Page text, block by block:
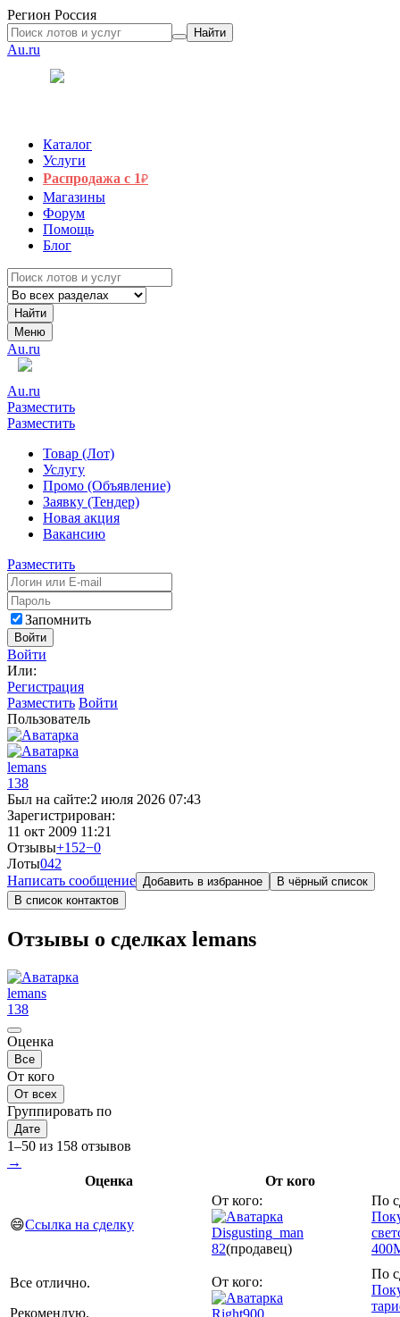
Регион Россия
Найти
Au.ru
Каталог
Услуги
Распродажа с 1₽
Магазины
Форум
Помощь
Блог
Найти
Меню
Au.ru
Au.ru
Разместить
Разместить
Товар (Лот)
Услугу
Промо (Объявление)
Заявку (Тендер)
Новая акция
Вакансию
Разместить
Запомнить
Войти
Войти
Или:
Регистрация
Разместить Войти
Пользователь
lemans
138
Был на сайте:2 июля 2026 07:43
Зарегистрирован:
11 окт 2009 11:21
Отзывы+152−0
Лоты042
Написать сообщение Добавить в избранное
В чёрный список
В список контактов
Отзывы о сделках lemans
lemans
138
Оценка
Все
От кого
От всех
Группировать по
Дате
1–50 из 158 отзывов
→
Оценка
От кого
😄Ссылка на сделку
От кого:
Disgusting_man
82(продавец)
По
Все отлично.
Рекомендую.
От кого:
Right900
По